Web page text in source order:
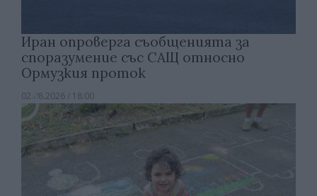
Иран опроверга съобщенията за
споразумение със САЩ относно
Ормузкия проток
02.08.2026 / 18:00